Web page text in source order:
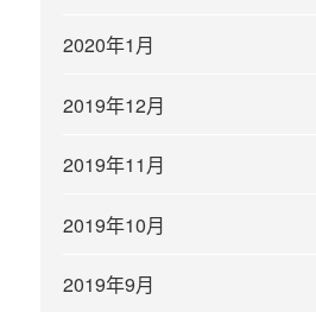
2020年1月
2019年12月
2019年11月
2019年10月
2019年9月